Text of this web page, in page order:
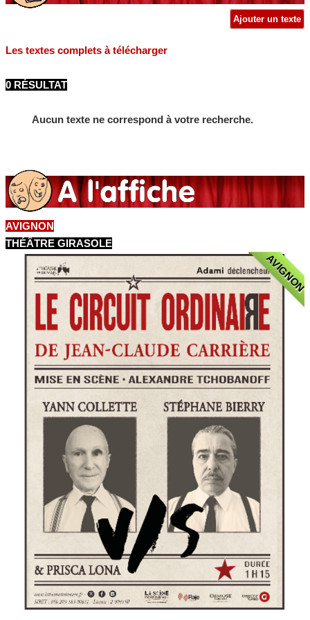
Ajouter un texte
Les textes complets à télécharger
0 RÉSULTAT
Aucun texte ne correspond à votre recherche.
AVIGNON
THÉÂTRE GIRASOLE
AVIGNON